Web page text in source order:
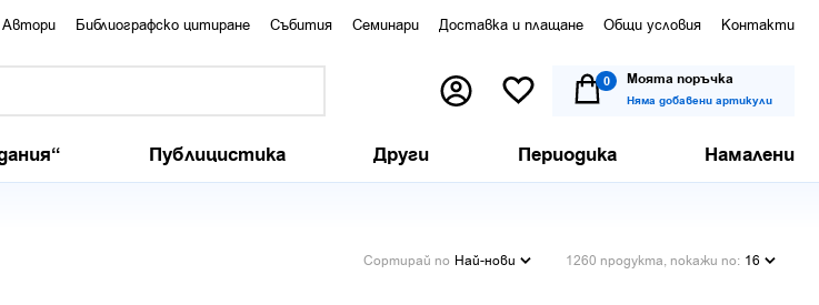
Автори Библиографско цитиране Събития Семинари Доставка и плащане Общи условия Контакти
0 Моята поръчка
Няма добавени артикули
Публицистика Други Периодика Намалени
Сортирай по Най-нови 1260 продукта, покажи по: 16